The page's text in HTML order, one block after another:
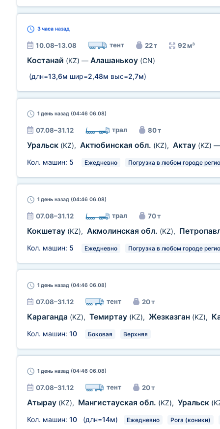
3 часа назад
10.08–13.08 тент 22 т 92 м³
Костанай (KZ) — Алашанькоу (CN)
(длн=13,6м шир=2,48м выс=2,7м)
1 день назад (04:46 06.08)
07.08–31.12 трал 80 т
Уральск (KZ), Актюбинская обл. (KZ), Актау (KZ)
Кол. машин: 5 Ежедневно Погрузка в любом городе
1 день назад (04:46 06.08)
07.08–31.12 трал 70 т
Кокшетау (KZ), Акмолинская обл. (KZ),
Кол. машин: 5 Ежедневно Погрузка в любом городе
1 день назад (04:46 06.08)
07.08–31.12 тент 20 т
Караганда (KZ), Темиртау (KZ), Жезказган (KZ),
Кол. машин: 10 Боковая Верхняя
1 день назад (04:46 06.08)
07.08–31.12 тент 20 т
Атырау (KZ), Мангистауская обл. (KZ), Уральск
Кол. машин: 10 (длн=14м) Ежедневно Рога (коники)